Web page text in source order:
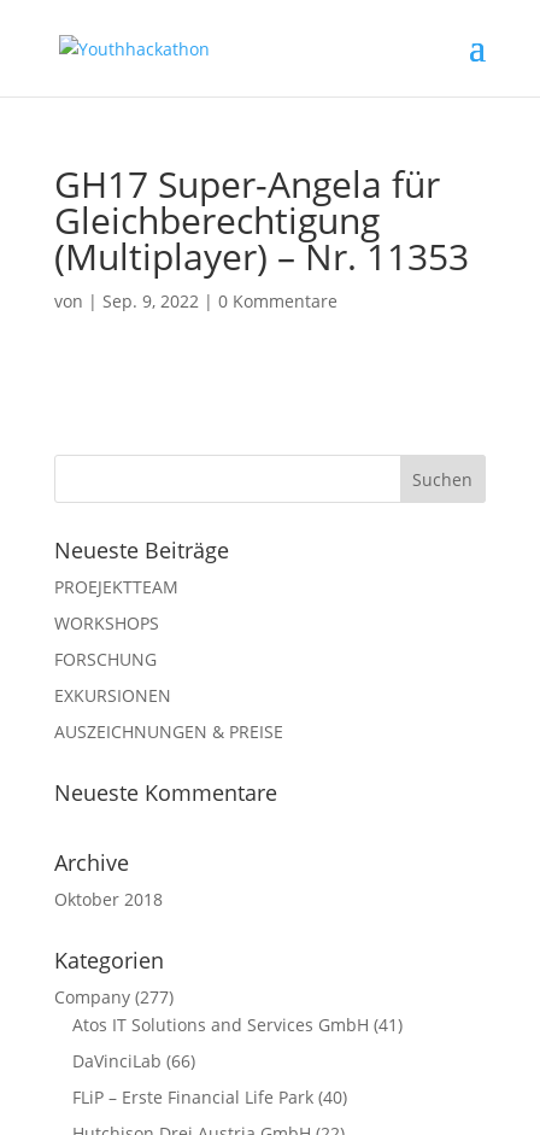
GH17 Super-Angela für
Gleichberechtigung
(Multiplayer) – Nr. 11353
von | Sep. 9, 2022| 0 Kommentare
Neueste Beiträge
PROEJEKTTEAM
WORKSHOPS
FORSCHUNG
EXKURSIONEN
AUSZEICHNUNGEN & PREISE
Neueste Kommentare
Archive
Oktober 2018
Kategorien
Company(277)
Atos IT Solutions and Services GmbH (41)
DaVinciLab (66)
FLiP – Erste Financial Life Park(40)